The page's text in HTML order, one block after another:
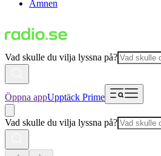
Ämnen
Vad skulle du vilja lyssna på?
Öppna appUpptäck Prime
Vad skulle du vilja lyssna på?